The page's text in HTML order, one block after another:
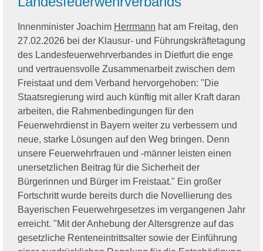
Innenminister Joachim Herrmann hat am Freitag, den
27.02.2026 bei der Klausur- und Führungskräftetagung
des Landesfeuerwehrverbandes in Dietfurt die enge
und vertrauensvolle Zusammenarbeit zwischen dem
Freistaat und dem Verband hervorgehoben: "Die
Staatsregierung wird auch künftig mit aller Kraft daran
arbeiten, die Rahmenbedingungen für den
Feuerwehrdienst in Bayern weiter zu verbessern und
neue, starke Lösungen auf den Weg bringen. Denn
unsere Feuerwehrfrauen und -männer leisten einen
unersetzlichen Beitrag für die Sicherheit der
Bürgerinnen und Bürger im Freistaat." Ein großer
Fortschritt wurde bereits durch die Novellierung des
Bayerischen Feuerwehrgesetzes im vergangenen Jahr
erreicht. "Mit der Anhebung der Altersgrenze auf das
gesetzliche Renteneintrittsalter sowie der Einführung